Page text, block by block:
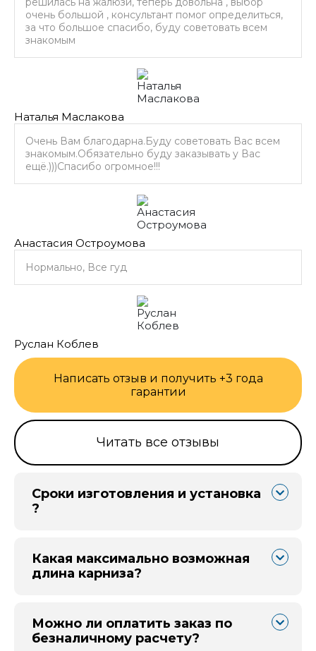
очень большой , консультант помог определиться,
за что большое спасибо, буду советовать всем
знакомым
Наталья Маслакова
Очень Вам благодарна.Буду советовать Вас всем
знакомым.Обязательно буду заказывать у Вас
ещё.)))Спасибо огромное!!!
Анастасия Остроумова
Нормально, Все гуд
Руслан Коблев
Написать отзыв и получить +3 года
гарантии
Читать все отзывы
Сроки изготовления и установка
?
Какая максимально возможная
длина карниза?
Можно ли оплатить заказ по
безналичному расчету?